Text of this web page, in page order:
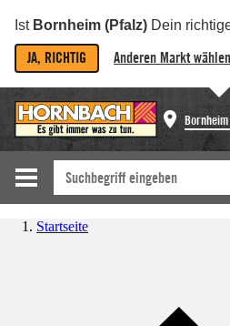
Ist Bornheim (Pfalz) Dein
JA, RICHTIG Anderen Markt wählen
Startseite